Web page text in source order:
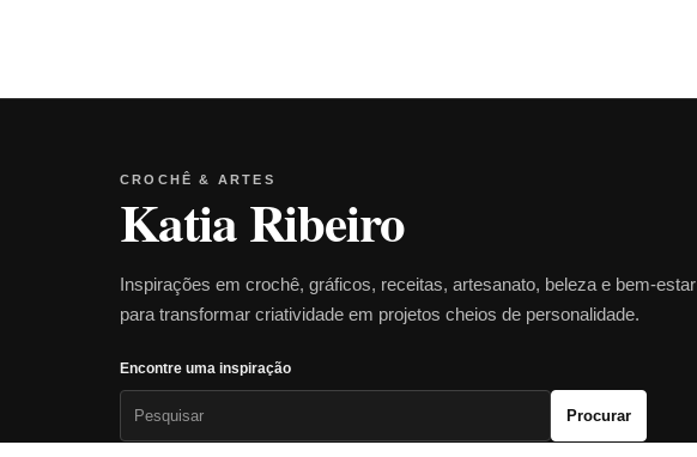
CROCHÊ & ARTES
Katia Ribeiro
Inspirações em crochê, gráficos, receitas, artesanato, beleza e bem-estar
para transformar criatividade em projetos cheios de personalidade.
Encontre uma inspiração
Procurar